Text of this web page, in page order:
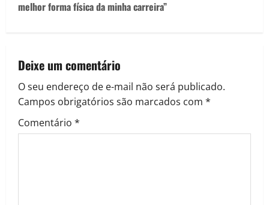
melhor forma física da minha carreira”
Deixe um comentário
O seu endereço de e-mail não será publicado.
Campos obrigatórios são marcados com *
Comentário *